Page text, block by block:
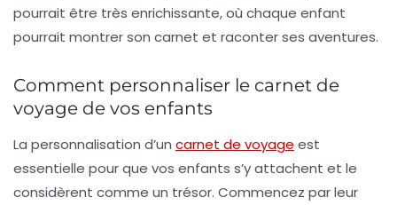
pourrait être très enrichissante, où chaque enfant
pourrait montrer son carnet et raconter ses aventures.
Comment personnaliser le carnet de
voyage de vos enfants
La personnalisation d’un carnet de voyage est
essentielle pour que vos enfants s’y attachent et le
considèrent comme un trésor. Commencez par leur